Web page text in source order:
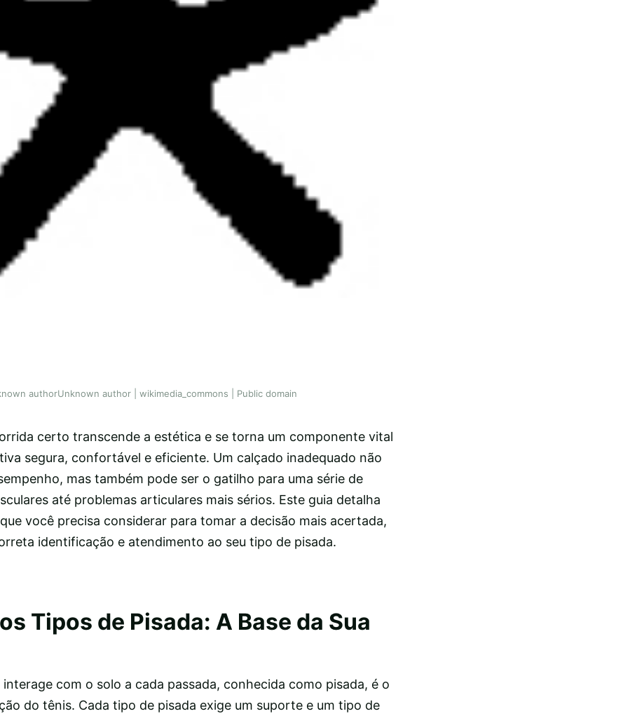
authorUnknown author | wikimedia_commons | Public domain
certo transcende a estética e se torna um componente vital
segura, confortável e eficiente. Um calçado inadequado não
mas também pode ser o gatilho para uma série de
até problemas articulares mais sérios. Este guia detalha
você precisa considerar para tomar a decisão mais acertada,
identificação e atendimento ao seu tipo de pisada.
Tipos de Pisada: A Base da Sua
com o solo a cada passada, conhecida como pisada, é o
do tênis. Cada tipo de pisada exige um suporte e um tipo de